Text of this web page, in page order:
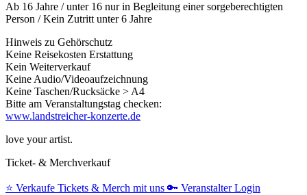
Ab 16 Jahre / unter 16 nur in Begleitung einer sorgeberechtigten
Person / Kein Zutritt unter 6 Jahre
Hinweis zu Gehörschutz
Keine Reisekosten Erstattung
Kein Weiterverkauf
Keine Audio/Videoaufzeichnung
Keine Taschen/Rucksäcke > A4
Bitte am Veranstaltungstag checken:
www.landstreicher-konzerte.de
love your artist.
Ticket- & Merchverkauf
⭐️ Verkaufe Tickets & Merch mit uns 🔑 Veranstalter Login